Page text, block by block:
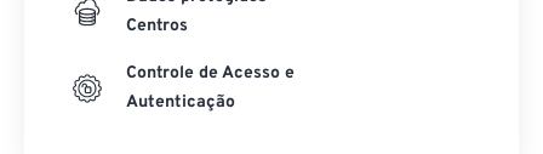
Centros
Controle de Acesso e
Autenticação